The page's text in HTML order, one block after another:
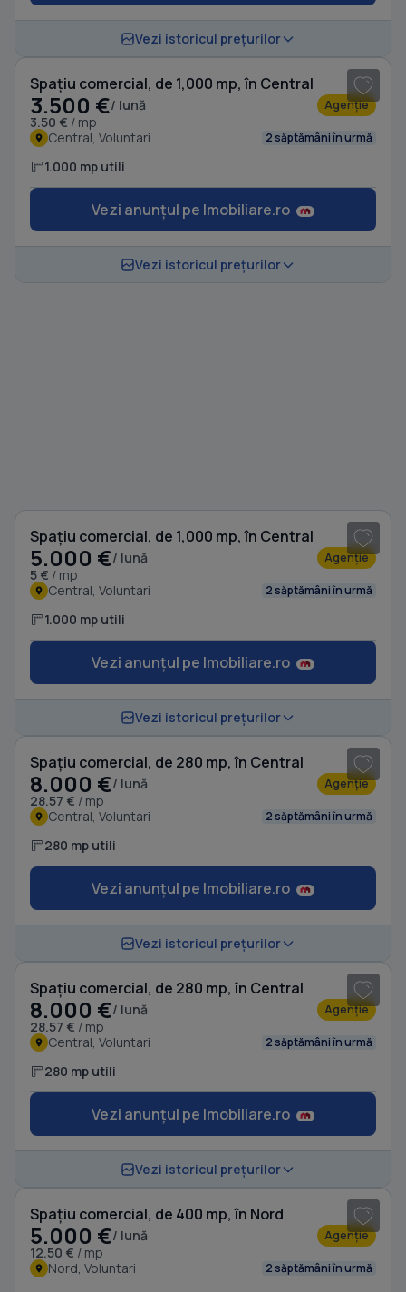
Vezi istoricul prețurilor
Spațiu comercial, de 1,000 mp, în Central
3.500 €/ lună
3.50 € / mp
Agenție
Central, Voluntari 2 săptămâni în urmă
1.000 mp utili
Vezi anunțul pe Imobiliare.ro
Vezi istoricul prețurilor
Spațiu comercial, de 1,000 mp, în Central
5.000 €/ lună
5 € / mp
Agenție
Central, Voluntari 2 săptămâni în urmă
1.000 mp utili
Vezi anunțul pe Imobiliare.ro
Vezi istoricul prețurilor
Spațiu comercial, de 280 mp, în Central
8.000 €/ lună
28.57 € / mp
Agenție
Central, Voluntari 2 săptămâni în urmă
280 mp utili
Vezi anunțul pe Imobiliare.ro
Vezi istoricul prețurilor
Spațiu comercial, de 280 mp, în Central
8.000 €/ lună
28.57 € / mp
Agenție
Central, Voluntari 2 săptămâni în urmă
280 mp utili
Vezi anunțul pe Imobiliare.ro
Vezi istoricul prețurilor
Spațiu comercial, de 400 mp, în Nord
5.000 €/ lună
12.50 € / mp
Agenție
Nord, Voluntari 2 săptămâni în urmă